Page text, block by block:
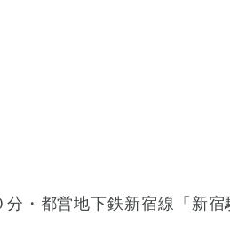
・都営地下鉄新宿線「新宿